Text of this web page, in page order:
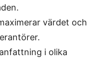
värdet och
i olika